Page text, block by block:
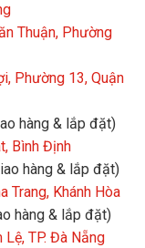
Thuận, Phường
Phường 13, Quận
hàng & lắp đặt)
Bình Định
hàng & lắp đặt)
Trang, Khánh Hòa
hàng & lắp đặt)
Lệ, TP. Đà Nẵng